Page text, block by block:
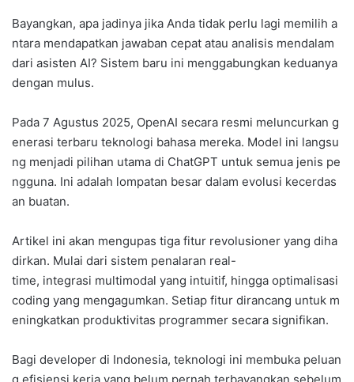
Bayangkan, apa jadinya jika Anda tidak perlu lagi memilih a
ntara mendapatkan jawaban cepat atau analisis mendalam
dari asisten AI? Sistem baru ini menggabungkan keduanya
dengan mulus.
Pada 7 Agustus 2025, OpenAI secara resmi meluncurkan g
enerasi terbaru teknologi bahasa mereka. Model ini langsu
ng menjadi pilihan utama di ChatGPT untuk semua jenis pe
ngguna. Ini adalah lompatan besar dalam evolusi kecerdas
an buatan.
Artikel ini akan mengupas tiga fitur revolusioner yang diha
dirkan. Mulai dari sistem penalaran real-
time, integrasi multimodal yang intuitif, hingga optimalisasi
coding yang mengagumkan. Setiap fitur dirancang untuk m
eningkatkan produktivitas programmer secara signifikan.
Bagi developer di Indonesia, teknologi ini membuka peluan